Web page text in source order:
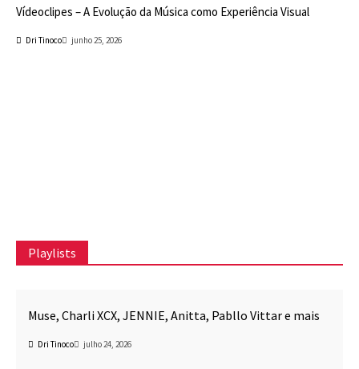
Vídeoclipes – A Evolução da Música como Experiência Visual
Dri Tinoco junho 25, 2026
Playlists
Muse, Charli XCX, JENNIE, Anitta, Pabllo Vittar e mais
Dri Tinoco julho 24, 2026